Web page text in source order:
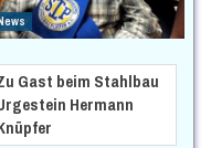
Gast beim Stahlbau
Hermann